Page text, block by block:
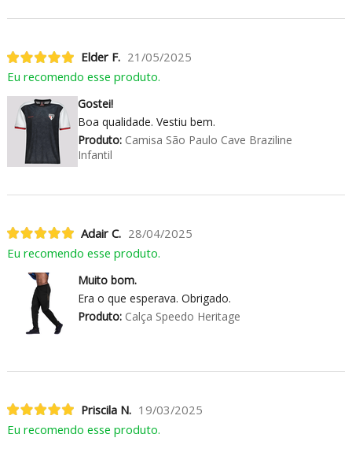
Elder F. 21/05/2025
Eu recomendo esse produto.
Gostei!
Boa qualidade. Vestiu bem.
Produto:Camisa São Paulo Cave Braziline
Infantil
Adair C. 28/04/2025
Eu recomendo esse produto.
Muito bom.
Era o que esperava. Obrigado.
Produto:Calça Speedo Heritage
Priscila N. 19/03/2025
Eu recomendo esse produto.